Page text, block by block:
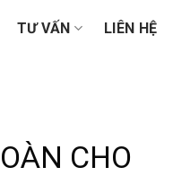
TƯ VẤN LIÊN HỆ
CHO